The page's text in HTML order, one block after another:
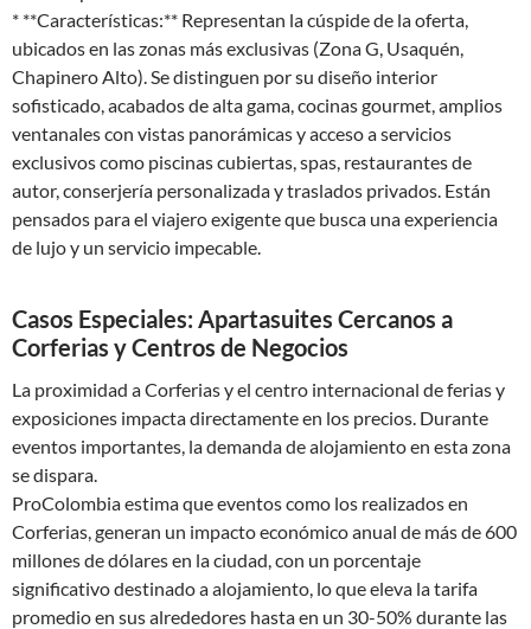
* **Características:** Representan la cúspide de la oferta,
ubicados en las zonas más exclusivas (Zona G, Usaquén,
Chapinero Alto). Se distinguen por su diseño interior
sofisticado, acabados de alta gama, cocinas gourmet, amplios
ventanales con vistas panorámicas y acceso a servicios
exclusivos como piscinas cubiertas, spas, restaurantes de
autor, conserjería personalizada y traslados privados. Están
pensados para el viajero exigente que busca una experiencia
de lujo y un servicio impecable.
Casos Especiales: Apartasuites Cercanos a
Corferias y Centros de Negocios
La proximidad a Corferias y el centro internacional de ferias y
exposiciones impacta directamente en los precios. Durante
eventos importantes, la demanda de alojamiento en esta zona
se dispara.
ProColombia estima que eventos como los realizados en
Corferias, generan un impacto económico anual de más de 600
millones de dólares en la ciudad, con un porcentaje
significativo destinado a alojamiento, lo que eleva la tarifa
promedio en sus alrededores hasta en un 30-50% durante las